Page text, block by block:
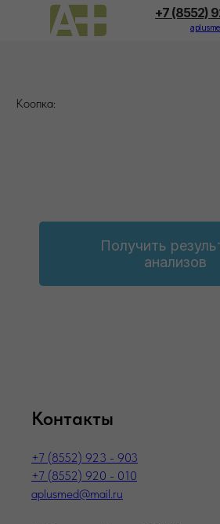
+7 (8552)
Коопка:
Получить
анализов
Контакты
+7 (8552) 923 - 903
+7 (8552) 920 - 010
aplusmed@mail.ru